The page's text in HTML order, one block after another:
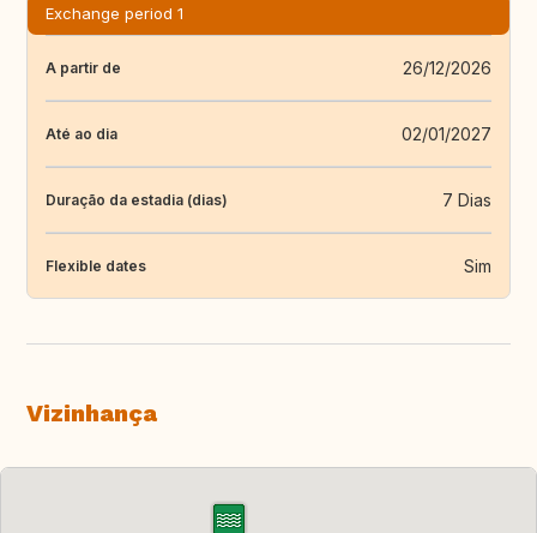
Exchange period 1
A partir de 26/12/2026
Até ao dia 02/01/2027
Duração da estadia (dias) 7 Dias
Flexible dates Sim
Vizinhança